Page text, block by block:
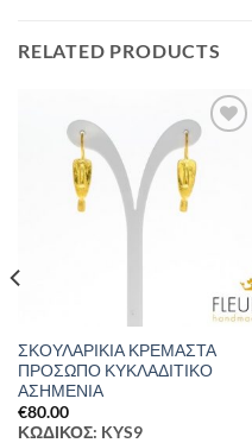
RELATED PRODUCTS
Προσθήκη
στη Λίστα
Επιθυμιών
ΣΚΟΥΛΑΡΙΚΙΑ ΚΡΕΜΑΣΤΑ
ΠΡΟΣΩΠΟ ΚΥΚΛΑΔΙΤΙΚΟ
ΑΣΗΜΕΝΙΑ
€80.00
ΚΩΔΙΚΟΣ: KYS9